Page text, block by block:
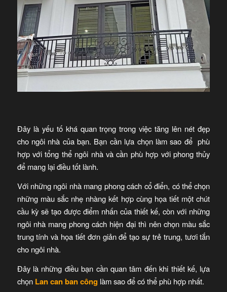
Đây là yếu tố khá quan trọng trong việc tăng lên nét đẹp
cho ngôi nhà của bạn. Bạn cần lựa chọn làm sao để phù
hợp với tổng thể ngôi nhà và cần phù hợp với phong thủy
để mang lại điều tốt lành.
Với những ngôi nhà mang phong cách cổ điển, có thể chọn
những màu sắc nhẹ nhàng kết hợp cùng họa tiết một chút
cầu kỳ sẽ tạo được điểm nhấn của thiết kế, còn với những
ngôi nhà mang phong cách hiện đại thì nên chọn màu sắc
trung tính và họa tiết đơn giản để tạo sự trẻ trung, tươi tắn
cho ngôi nhà.
Đây là những điều bạn cần quan tâm đến khi thiết kế, lựa
chọn Lan can ban công làm sao để có thể phù hợp nhất.